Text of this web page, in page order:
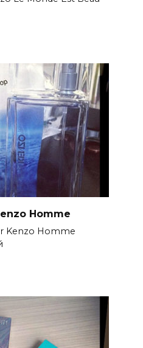
Homme
Kenzo Homme